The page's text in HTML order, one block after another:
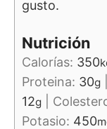
gusto.
Nutrición
Calorías: 350
Proteina: 30g
12g
Potasio: 450